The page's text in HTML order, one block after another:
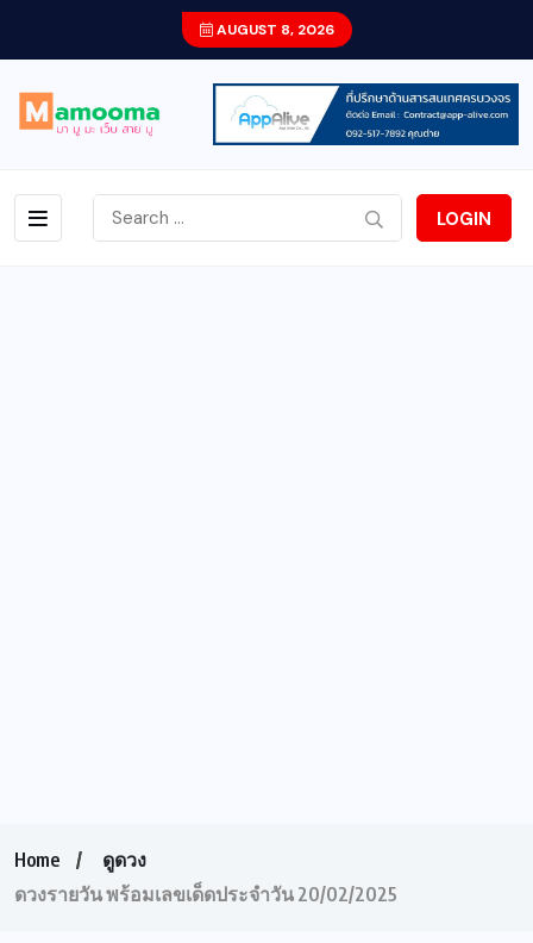
AUGUST 8, 2026
LOGIN
Home
ดูดวง
ดวงรายวัน พร้อมเลขเด็ดประจำวัน 20/02/2025